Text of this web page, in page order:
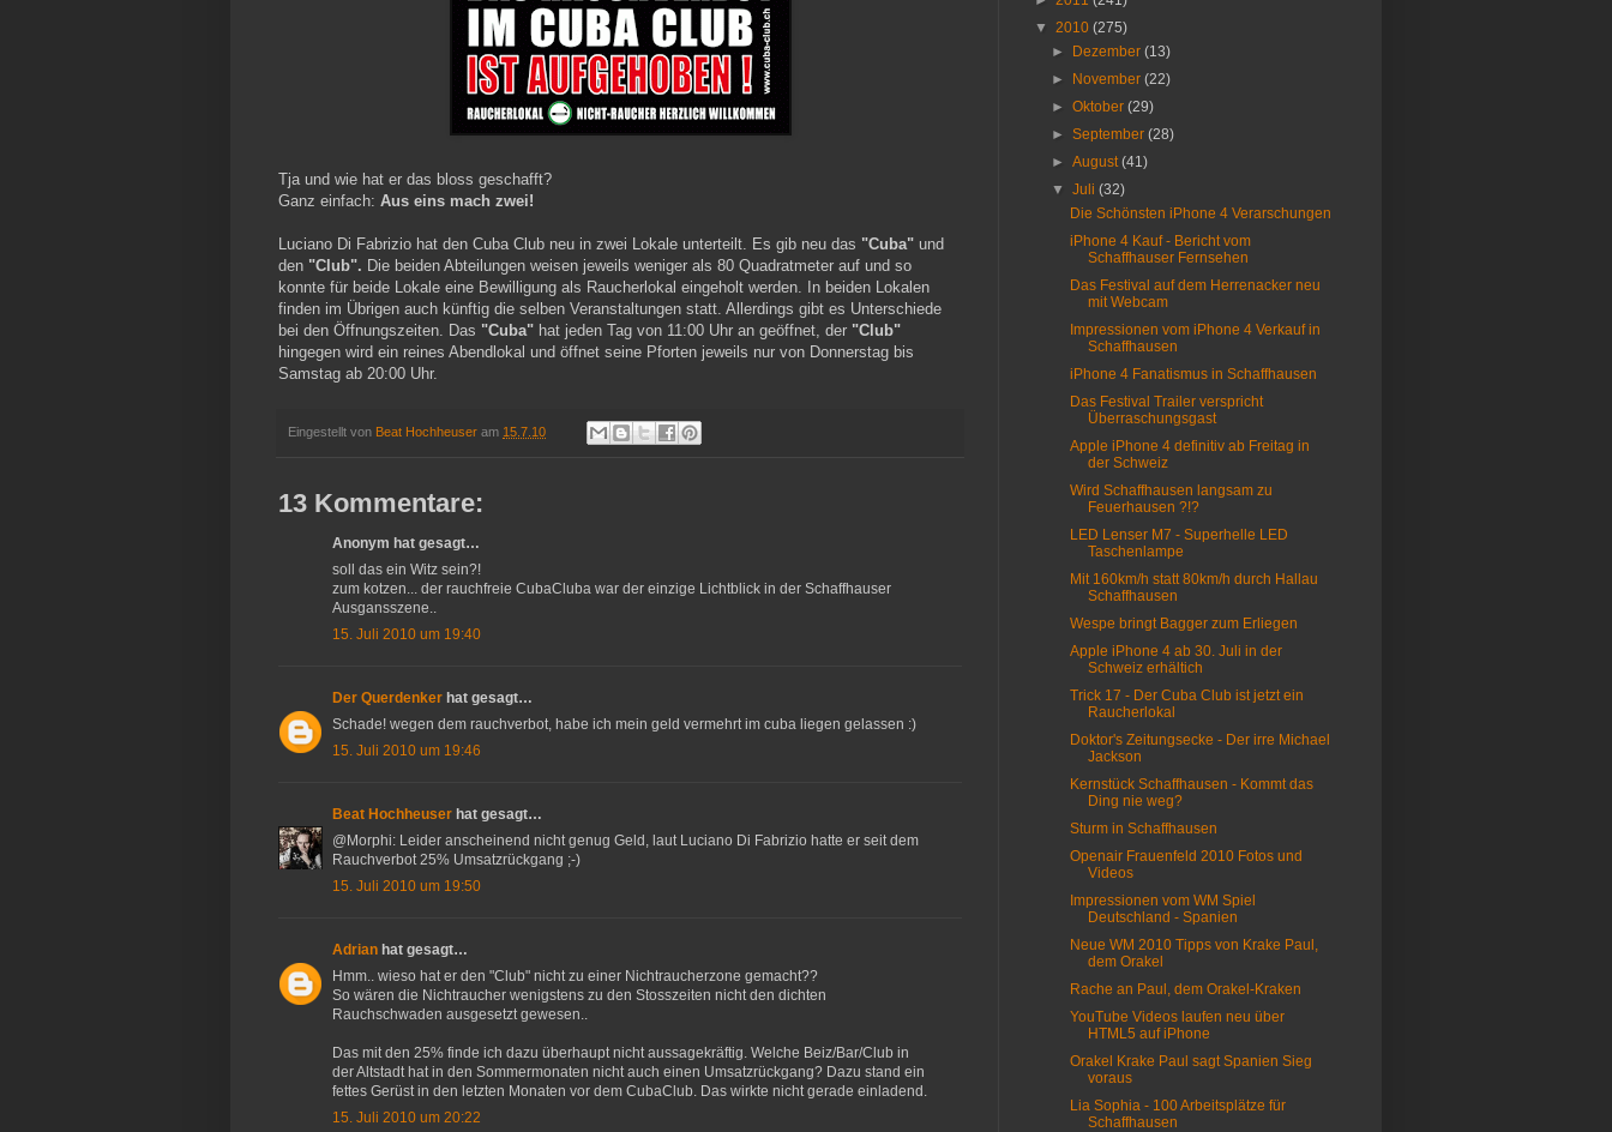
Tja und wie hat er das bloss geschafft?
Ganz einfach: Aus eins mach zwei!
Luciano Di Fabrizio hat den Cuba Club neu in zwei Lokale unterteilt. Es gib neu das "Cuba" und
den "Club". Die beiden Abteilungen weisen jeweils weniger als 80 Quadratmeter auf und so
konnte für beide Lokale eine Bewilligung als Raucherlokal eingeholt werden. In beiden Lokalen
finden im Übrigen auch künftig die selben Veranstaltungen statt. Allerdings gibt es Unterschiede
bei den Öffnungszeiten. Das "Cuba" hat jeden Tag von 11:00 Uhr an geöffnet, der "Club"
hingegen wird ein reines Abendlokal und öffnet seine Pforten jeweils nur von Donnerstag bis
Samstag ab 20:00 Uhr.
Eingestellt von Beat Hochheuser am 15.7.10
13 Kommentare:
Anonym hat gesagt…
soll das ein Witz sein?!
zum kotzen... der rauchfreie CubaCluba war der einzige Lichtblick in der Schaffhauser
Ausgansszene..
15. Juli 2010 um 19:40
Der Querdenker hat gesagt…
Schade! wegen dem rauchverbot, habe ich mein geld vermehrt im cuba liegen gelassen :)
15. Juli 2010 um 19:46
Beat Hochheuser hat gesagt…
@Morphi: Leider anscheinend nicht genug Geld, laut Luciano Di Fabrizio hatte er seit dem
Rauchverbot 25% Umsatzrückgang ;-)
15. Juli 2010 um 19:50
Adrian hat gesagt…
Hmm.. wieso hat er den "Club" nicht zu einer Nichtraucherzone gemacht??
So wären die Nichtraucher wenigstens zu den Stosszeiten nicht den dichten
Rauchschwaden ausgesetzt gewesen..
Das mit den 25% finde ich dazu überhaupt nicht aussagekräftig. Welche Beiz/Bar/Club in
der Altstadt hat in den Sommermonaten nicht auch einen Umsatzrückgang? Dazu stand ein
fettes Gerüst in den letzten Monaten vor dem CubaClub. Das wirkte nicht gerade einladend.
15. Juli 2010 um 20:22
▼ 2010 (275)
►
Dezember(13)
►
November(22)
►Oktober(29)
►September(28)
►August(41)
▼Juli(32)
Die Schönsten iPhone 4 Verarschungen
iPhone 4 Kauf - Bericht vom
Schaffhauser Fernsehen
Das Festival auf dem Herrenacker neu
mit Webcam
Impressionen vom iPhone 4 Verkauf in
Schaffhausen
iPhone 4 Fanatismus in Schaffhausen
Das Festival Trailer verspricht
Überraschungsgast
Apple iPhone 4 definitiv ab Freitag in
der Schweiz
Wird Schaffhausen langsam zu
Feuerhausen ?!?
LED Lenser M7 - Superhelle LED
Taschenlampe
Mit 160km/h statt 80km/h durch Hallau
Schaffhausen
Wespe bringt Bagger zum Erliegen
Apple iPhone 4 ab 30. Juli in der
Schweiz erhältich
Trick 17 - Der Cuba Club ist jetzt ein
Raucherlokal
Doktor's Zeitungsecke - Der irre Michael
Jackson
Kernstück Schaffhausen - Kommt das
Ding nie weg?
Sturm in Schaffhausen
Openair Frauenfeld 2010 Fotos und
Videos
Impressionen vom WM Spiel
Deutschland - Spanien
Neue WM 2010 Tipps von Krake Paul,
dem Orakel
Rache an Paul, dem Orakel-Kraken
YouTube Videos laufen neu über
HTML5 auf iPhone
Orakel Krake Paul sagt Spanien Sieg
voraus
Lia Sophia - 100 Arbeitsplätze für
Schaffhausen